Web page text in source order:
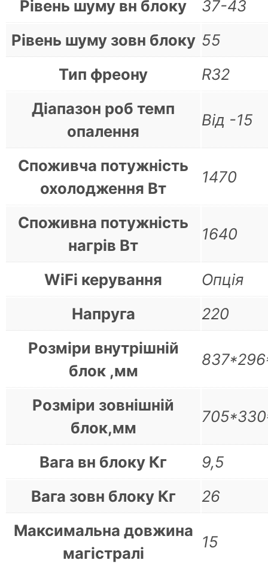
Рівень шуму вн блоку
37-43
Рівень шуму зовн блоку 55
Тип фреону
R32
Діапазон роб темп
опалення
Від -15
Споживча потужність
охолодження Вт
1470
Споживна потужність
нагрів Вт
1640
WiFi керування
Опція
Напруга
220
Розміри внутрішній
блок ,мм
Розміри зовнішній
блок,мм
Вага вн блоку Кг
9,5
Вага зовн блоку Кг
26
Максимальна довжина
магістралі
15